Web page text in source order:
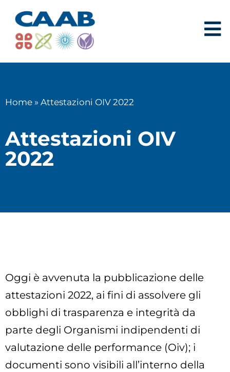
Home » Attestazioni OIV 2022
Attestazioni OIV
2022
Oggi è avvenuta la pubblicazione delle
attestazioni 2022, ai fini di assolvere gli
obblighi di trasparenza e integrità da
parte degli Organismi indipendenti di
valutazione delle performance (Oiv); i
documenti sono visibili all’interno della